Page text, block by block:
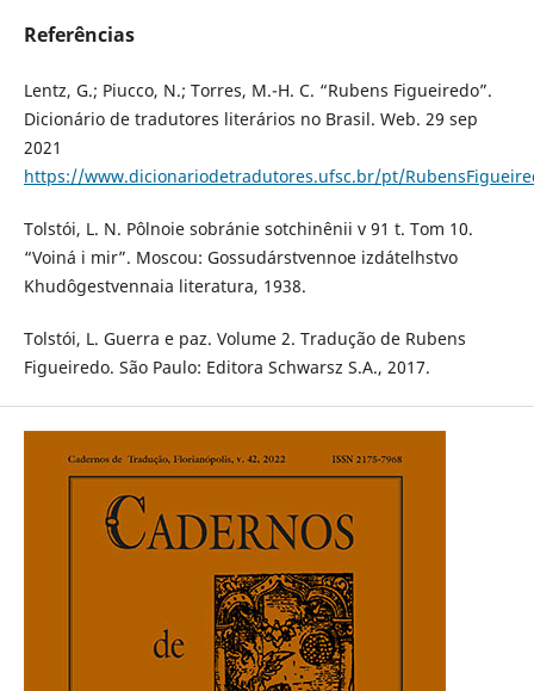
Referências
Lentz, G.; Piucco, N.; Torres, M.-H. C. “Rubens Figueiredo”.
Dicionário de tradutores literários no Brasil. Web. 29 sep
2021
https://www.dicionariodetradutores.ufsc.br/pt/
Tolstói, L. N. Pôlnoie sobránie sotchinênii v 91 t. Tom 10.
“Voiná i mir”. Moscou: Gossudárstvennoe izdátelhstvo
Khudôgestvennaia literatura, 1938.
Tolstói, L. Guerra e paz. Volume 2. Tradução de Rubens
Figueiredo. São Paulo: Editora Schwarsz S.A., 2017.